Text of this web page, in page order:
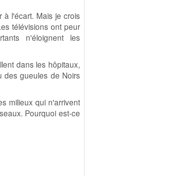
à l'écart. Mais je crois
télévisions ont peur
n'éloignent les
dans les hôpitaux,
des gueules de Noirs
milieux qui n'arrivent
Pourquoi est-ce